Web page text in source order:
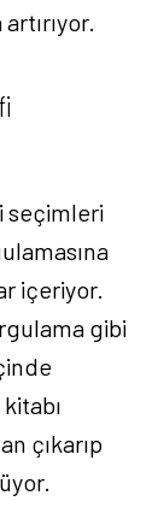
seçimleri
içeriyor.
gibi
çıkarıp